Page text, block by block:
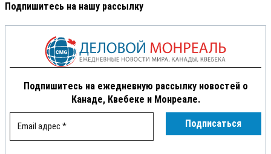
Подпишитесь на нашу рассылку
Подпишитесь на ежедневную рассылку новостей о
Канаде, Квебеке и Монреале.